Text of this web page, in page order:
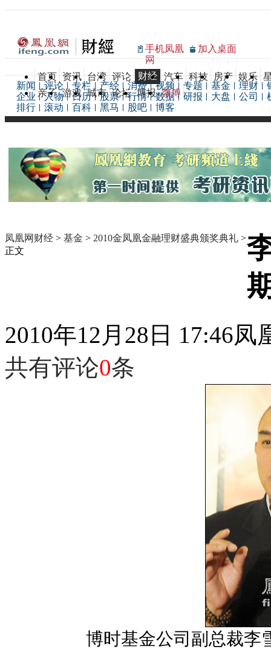
手机凤凰
网
加入桌面
首页 资讯 台湾 评论 财经 汽车 科技 房产 娱乐
亲子 游戏 城市 论坛 博报 微博
新闻 评论 专栏 产经 消费 视频 专题 基金 理财
企业
人物 日历 股票 行情 数据 研报 大盘 公司
排行
滚动 百科 黑马 股吧 博客
凤凰网财经 > 基金 > 2010金凤凰金融理财盛典颁奖典礼 >
正文
2010年12月28日 17:46凤
共有评论0条
博时基金公司副总裁李